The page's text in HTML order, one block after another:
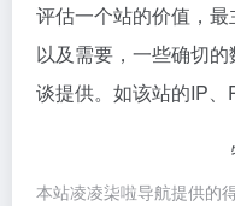
评估一个站的价值，
以及需要，一些确切
谈提供。如该站的IP、
本站凌凌柒啦导航提供的